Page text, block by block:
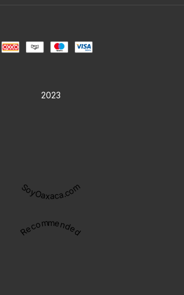
2023
SoyOaxaca.com
Recommended